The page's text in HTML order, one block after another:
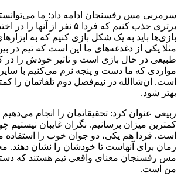
برتری جذب کنیم که فردا ۵ نفر از
بازی‌ها باید به یک شکل بازی کنیم که به
مثلا یکی از دغدغه‌های ما این است که تیم
طبیعی در حال بازی است و تاثیر خودش را در
مواردی که ما دست و پنجه نرم می‌کنیم با
است. ان‌شاالله در نیم‌فصل دوم تلفاتمان را
بهتر شود.
ربیعی عنوان کرد: تحقیقاتمان را انجام
کمترین میزان برسانیم. نگران غایبان نیستیم
است. فردا هم یکی، دو جوان خوب را استفاده
زمان برای آنهاست تا خودشان را نشان دهند.
مس رفسنجان معنای واقعی تیم هستند که
من است.